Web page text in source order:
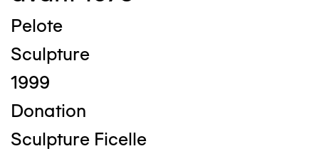
Pelote
Sculpture
1999
Donation
Sculpture Ficelle